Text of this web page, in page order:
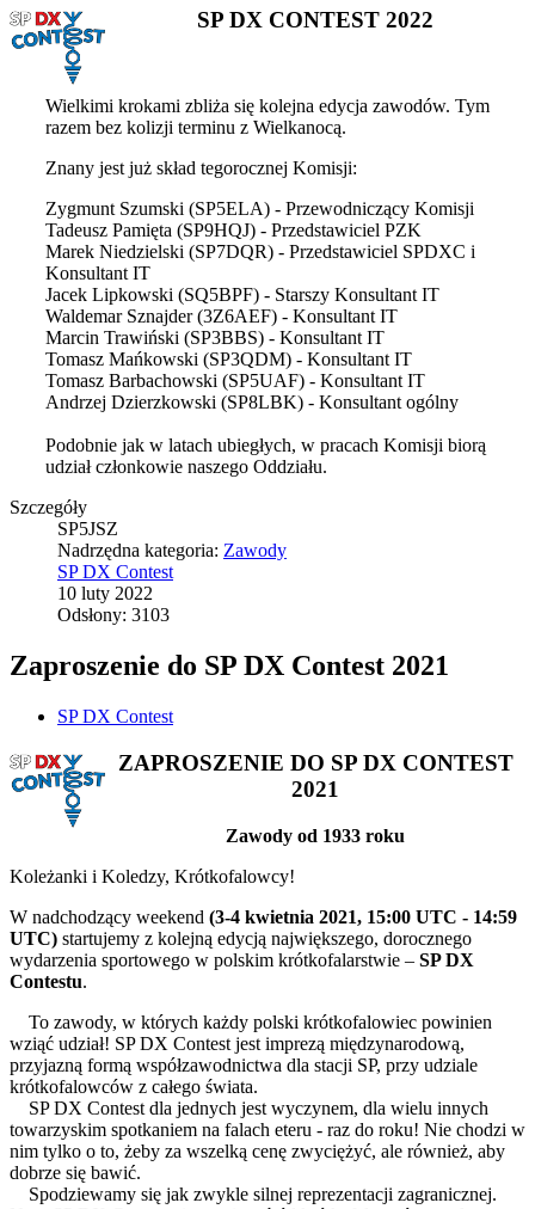
SP DX CONTEST 2022
Wielkimi krokami zbliża się kolejna edycja zawodów. Tym
razem bez kolizji terminu z Wielkanocą.
Znany jest już skład tegorocznej Komisji:
Zygmunt Szumski (SP5ELA) - Przewodniczący Komisji
Tadeusz Pamięta (SP9HQJ) - Przedstawiciel PZK
Marek Niedzielski (SP7DQR) - Przedstawiciel SPDXC i
Konsultant IT
Jacek Lipkowski (SQ5BPF) - Starszy Konsultant IT
Waldemar Sznajder (3Z6AEF) - Konsultant IT
Marcin Trawiński (SP3BBS) - Konsultant IT
Tomasz Mańkowski (SP3QDM) - Konsultant IT
Tomasz Barbachowski (SP5UAF) - Konsultant IT
Andrzej Dzierzkowski (SP8LBK) - Konsultant ogólny
Podobnie jak w latach ubiegłych, w pracach Komisji biorą
udział członkowie naszego Oddziału.
Szczegóły
SP5JSZ
Nadrzędna kategoria: Zawody
SP DX Contest
10 luty 2022
Odsłony: 3103
Zaproszenie do SP DX Contest 2021
SP DX Contest
ZAPROSZENIE DO SP DX CONTEST
2021
Zawody od 1933 roku
Koleżanki i Koledzy, Krótkofalowcy!
W nadchodzący weekend (3-4 kwietnia 2021, 15:00 UTC - 14:59
UTC) startujemy z kolejną edycją największego, dorocznego
wydarzenia sportowego w polskim krótkofalarstwie – SP DX
Contestu.
To zawody, w których każdy polski krótkofalowiec powinien
wziąć udział! SP DX Contest jest imprezą międzynarodową,
przyjazną formą współzawodnictwa dla stacji SP, przy udziale
krótkofalowców z całego świata.
SP DX Contest dla jednych jest wyczynem, dla wielu innych
towarzyskim spotkaniem na falach eteru - raz do roku! Nie chodzi w
nim tylko o to, żeby za wszelką cenę zwyciężyć, ale również, aby
dobrze się bawić.
Spodziewamy się jak zwykle silnej reprezentacji zagranicznej.